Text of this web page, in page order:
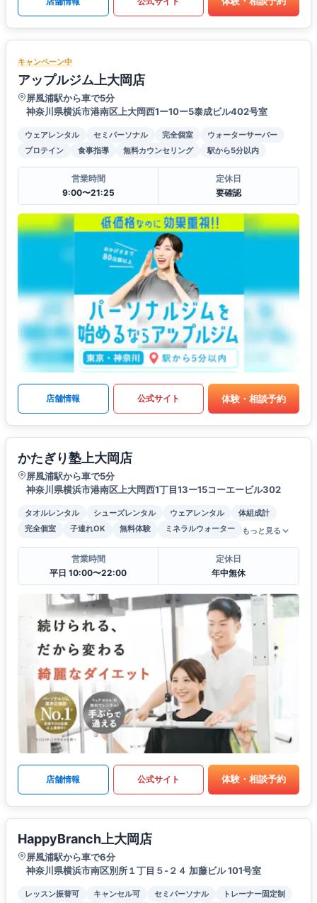
キャンペーン中
アップルジム上大岡店
屏風浦駅から車で5分
神奈川県横浜市港南区上大岡西1ー10ー5泰成ビル402号室
ウェアレンタル セミパーソナル 完全個室
ウォーターサーバー
プロテイン
食事指導 無料カウンセリング 駅から5分以内
営業時間
9:00〜21:25
定休日
要確認
店舗情報 公式サイト 体験・相談予約
かたぎり塾上大岡店
屏風浦駅から車で5分
神奈川県横浜市港南区上大岡西1丁目13ー15コーエービル302
タオルレンタル シューズレンタル ウェアレンタル
体組成計
完全個室
子連れOK 無料体験 ミネラルウォーター もっと見る
営業時間
平日 10:00〜22:00
定休日
年中無休
店舗情報 公式サイト 体験・相談予約
HappyBranch上大岡店
屏風浦駅から車で6分
神奈川県横浜市南区別所１丁目５-２４ 加藤ビル 101号室
レッスン振替可 キャンセル可 セミパーソナル
トレーナー固定制